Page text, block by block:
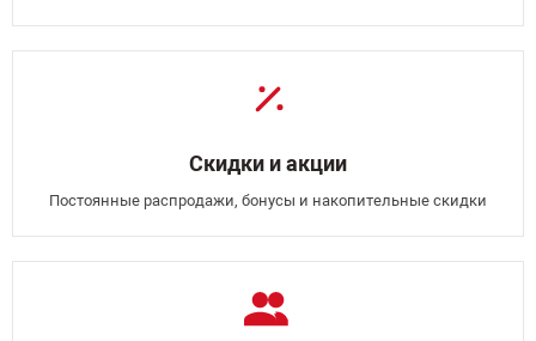
Скидки и акции
Постоянные распродажи, бонусы и накопительные скидки